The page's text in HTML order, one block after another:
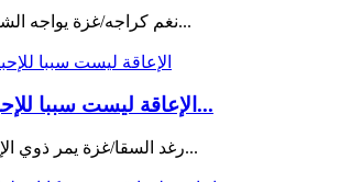
نغم كراجه/غزة يواجه الشباب صعوبة في إيجاد...
الإعاقة ليست سببا للإحباط بل دافع للنجا...
رغد السقا/غزة يمر ذوي الإعاقة بظروف نفسية...